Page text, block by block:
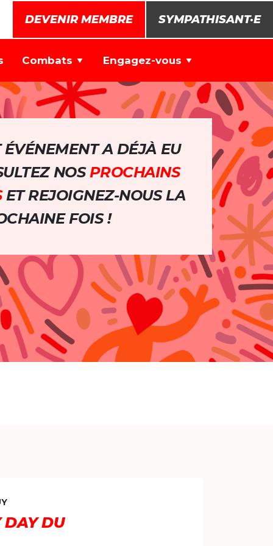
DEVENIR MEMBRE SYMPATHISANT·E
Combats Engagez-vous
ÉVÉNEMENT A DÉJÀ EU
NOSPROCHAINS
ET REJOIGNEZ-NOUS LA
FOIS !
DAY DU